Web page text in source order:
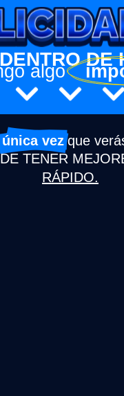
DE
algo
única vez que
TENER
RÁPIDO.